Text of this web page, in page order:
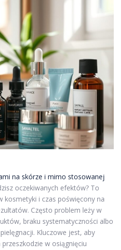
na skórze i mimo stosowanej
oczekiwanych efektów? To
kosmetyki i czas poświęcony na
Często problem leży w
braku systematyczności albo
Kluczowe jest, aby
w osiągnięciu